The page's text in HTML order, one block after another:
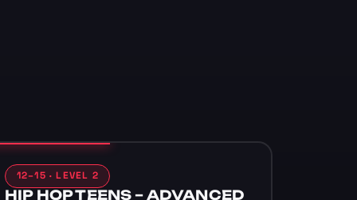
12–15 · LEVEL 2
HIP HOP TEENS – ADVANCED